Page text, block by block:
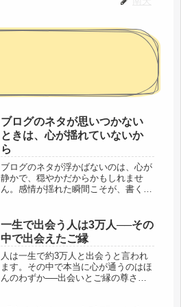
ブログのネタが思いつかない
ときは、心が揺れていないか
ら
ブログのネタが浮かばないのは、心が
静かで、穏やかだからかもしれませ
ん。感情が揺れた瞬間こそが、書く原
一生で出会う人は3万人──その
中で出会えたご縁
人は一生で約3万人と出会うと言われ
ます。その中で本当に心が通うのはほ
んのわずか──出会いとご縁の尊さに